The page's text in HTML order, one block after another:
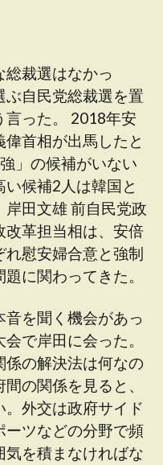
総裁選はなかっ
ぶ自民党総裁選を置
言った。 2018年安
首相が出馬したと
」の候補がいない
候補2人は韓国と
岸田文雄 前自民党政
改革担当相は、安倍
慰安婦合意と強制
に関わってきた。
音を聞く機会があっ
で岸田に会った。
係の解決法は何なの
の関係を見ると、
外交は政府サイド
ーツなどの分野で頻
を積まなければな